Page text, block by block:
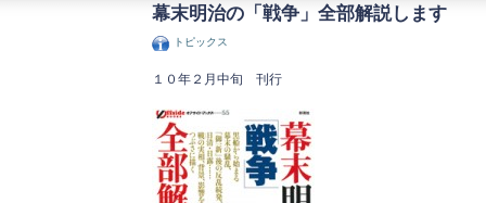
幕末明治の「戦争」全部解説します
トピックス
１０年２月中旬 刊行